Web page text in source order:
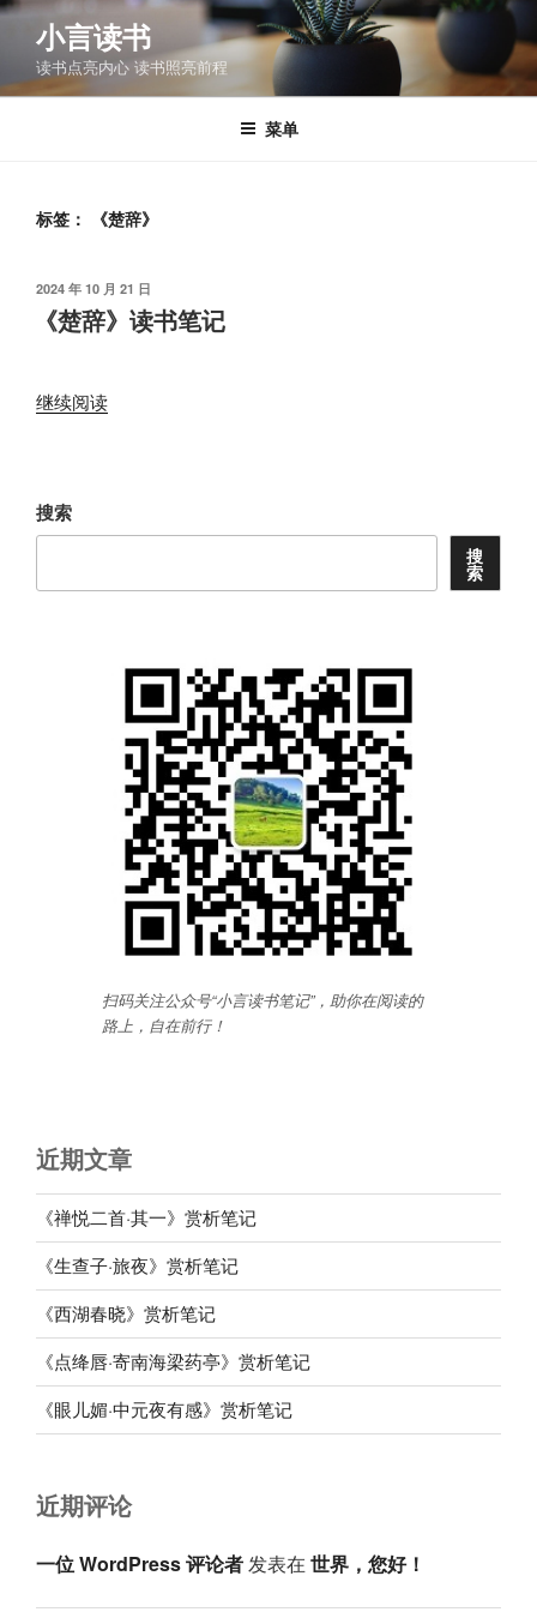
跳
容
小言读书
读书点亮内心 读书照亮前程
菜单
标签： 《楚辞》
发
2024 年 10 月 21 日
《楚辞》读书笔记
继续阅读“《楚
记”
搜索
搜
索
扫码关注公众号“小言读书笔记”，助你在阅读的
路上，自在前行！
近期文章
《禅悦二首·其一》赏析笔记
《生查子·旅夜》赏析笔记
《西湖春晓》赏析笔记
《点绛唇·寄南海梁药亭》赏析笔记
《眼儿媚·中元夜有感》赏析笔记
近期评论
一位 WordPress 评论者发表在 世界，您好！